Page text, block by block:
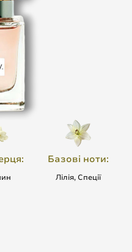
Базові ноти:
Лілія, Спеції